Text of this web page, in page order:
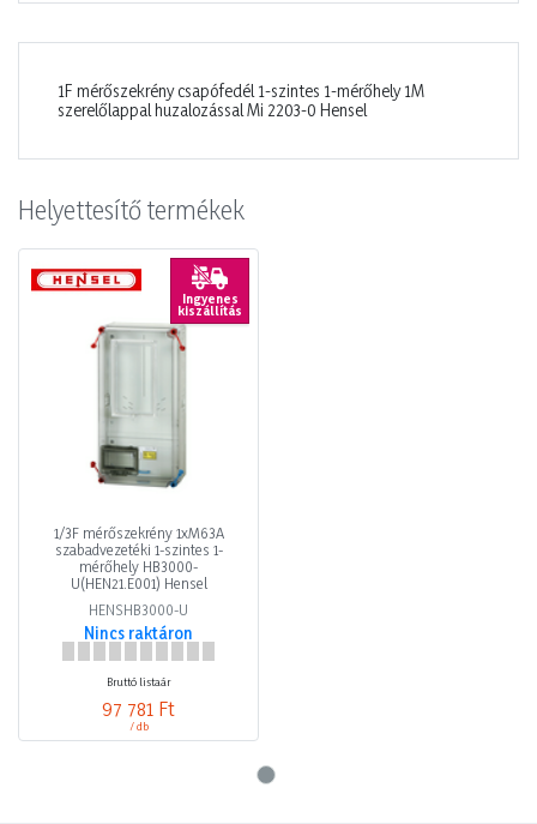
1F mérőszekrény csapófedél 1-szintes 1-mérőhely 1M
szerelőlappal huzalozással Mi 2203-0 Hensel
Helyettesítő termékek
Ingyenes
kiszállítás
1/3F mérőszekrény 1xM63A
szabadvezetéki 1-szintes 1-
mérőhely HB3000-
U(HEN21.E001) Hensel
HENSHB3000-U
Nincs raktáron
Bruttó listaár
97 781 Ft
/ db